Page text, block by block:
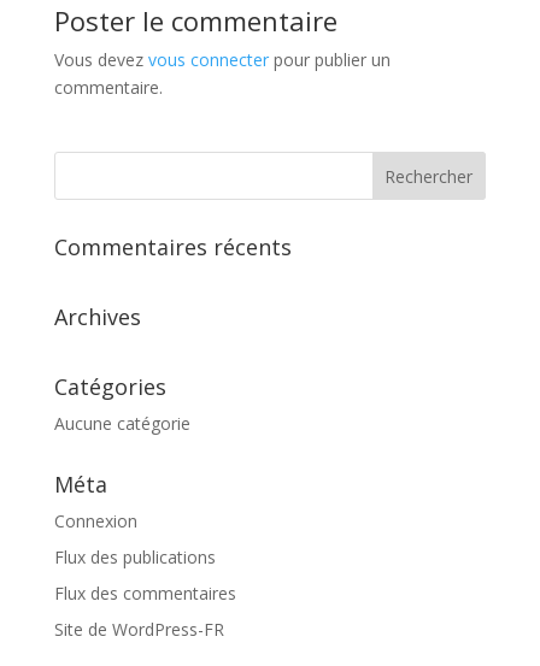
Poster le commentaire
Vous devez vous connecterpour publier un
commentaire.
Commentaires récents
Archives
Catégories
Aucune catégorie
Méta
Connexion
Flux des publications
Flux des commentaires
Site de WordPress-FR